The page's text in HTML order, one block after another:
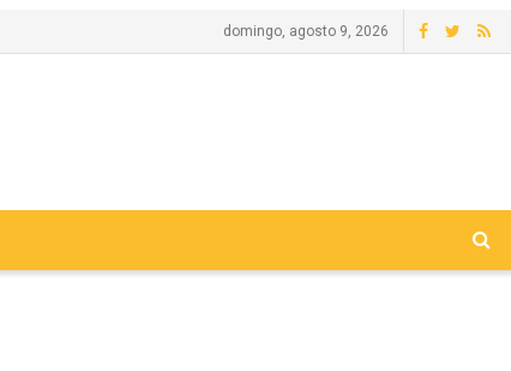
domingo, agosto 9, 2026